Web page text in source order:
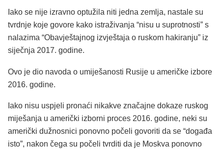
Iako se nije izravno optužila niti jedna zemlja, nastale su
tvrdnje koje govore kako istraživanja “nisu u suprotnosti” s
nalazima “Obavještajnog izvještaja o ruskom hakiranju” iz
siječnja 2017. godine.
Ovo je dio navoda o umiješanosti Rusije u američke izbore
2016. godine.
Iako nisu uspjeli pronaći nikakve značajne dokaze ruskog
miješanja u američki izborni proces 2016. godine, neki su
američki dužnosnici ponovno počeli govoriti da se “događa
isto”, nakon čega su počeli tvrditi da je Moskva ponovno